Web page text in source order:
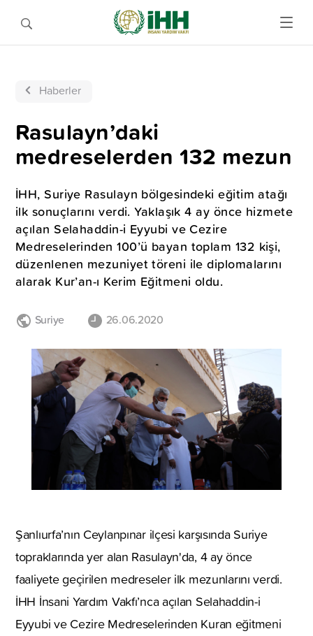
Haberler
Rasulayn’daki
medreselerden 132 mezun
İHH, Suriye Rasulayn bölgesindeki eğitim atağı
ilk sonuçlarını verdi. Yaklaşık 4 ay önce hizmete
açılan Selahaddin-i Eyyubi ve Cezire
Medreselerinden 100’ü bayan toplam 132 kişi,
düzenlenen mezuniyet töreni ile diplomalarını
alarak Kur’an-ı Kerim Eğitmeni oldu.
Suriye 26.06.2020
Şanlıurfa’nın Ceylanpınar ilçesi karşısında Suriye
topraklarında yer alan Rasulayn'da, 4 ay önce
faaliyete geçirilen medreseler ilk mezunlarını verdi.
İHH İnsani Yardım Vakfı’nca açılan Selahaddin-i
Eyyubi ve Cezire Medreselerinden Kuran eğitmeni